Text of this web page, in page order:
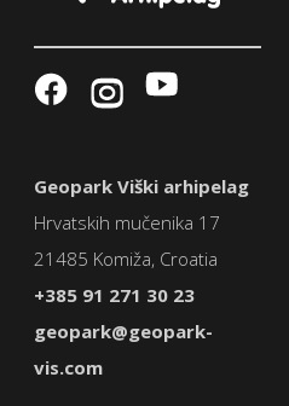
Geopark Viški arhipelag
Hrvatskih mučenika 17
21485 Komiža, Croatia
+385 91 271 30 23
geopark@geopark-
vis.com